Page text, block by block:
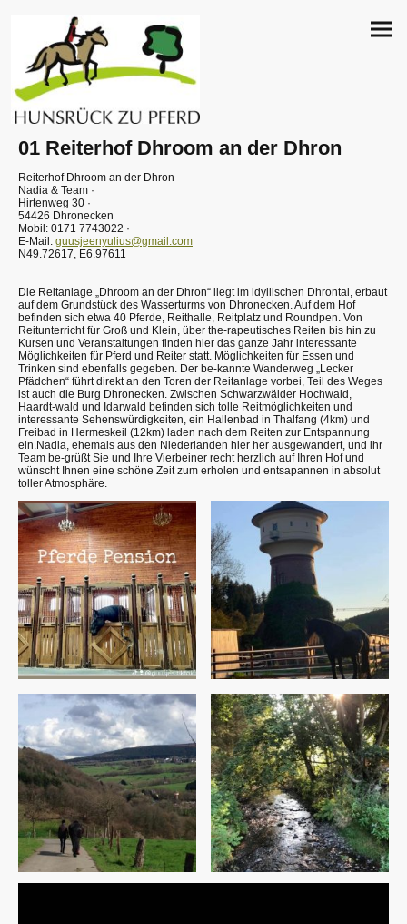
01 Reiterhof Dhroom an der Dhron
Reiterhof Dhroom an der Dhron
Nadia & Team ·
Hirtenweg 30 ·
54426 Dhronecken
Mobil: 0171 7743022 ·
E-Mail: guusjeenyulius@gmail.com
N49.72617, E6.97611
Die Reitanlage „Dhroom an der Dhron“ liegt im idyllischen Dhrontal, erbaut
auf dem Grundstück des Wasserturms von Dhronecken. Auf dem Hof
befinden sich etwa 40 Pferde, Reithalle, Reitplatz und Roundpen. Von
Reitunterricht für Groß und Klein, über the-rapeutisches Reiten bis hin zu
Kursen und Veranstaltungen finden hier das ganze Jahr interessante
Möglichkeiten für Pferd und Reiter statt. Möglichkeiten für Essen und
Trinken sind ebenfalls gegeben. Der be-kannte Wanderweg „Lecker
Pfädchen“ führt direkt an den Toren der Reitanlage vorbei, Teil des Weges
ist auch die Burg Dhronecken. Zwischen Schwarzwälder Hochwald,
Haardt-wald und Idarwald befinden sich tolle Reitmöglichkeiten und
interessante Sehenswürdigkeiten, ein Hallenbad in Thalfang (4km) und
Freibad in Hermeskeil (12km) laden nach dem Reiten zur Entspannung
ein.Nadia, ehemals aus den Niederlanden hier her ausgewandert, und ihr
Team be-grüßt Sie und Ihre Vierbeiner recht herzlich auf Ihren Hof und
wünscht Ihnen eine schöne Zeit zum erholen und entsapannen in absolut
toller Atmosphäre.